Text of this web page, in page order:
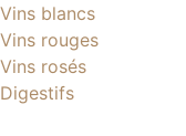
Vins blancs
Vins rouges
Vins rosés
Digestifs